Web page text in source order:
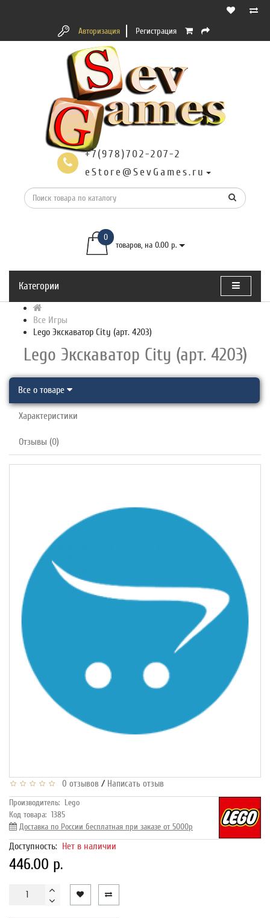
Авторизация Регистрация
+7(978)702-207-2
eStore@SevGames.ru
0
товаров, на 0.00 р.
Категории
Все Игры
Lego Экскаватор City (арт. 4203)
Lego Экскаватор City (арт. 4203)
Все о товаре
Характеристики
Отзывы (0)
0 отзывов / Написать отзыв
Производитель: Lego
Код товара: 1385
Доставка по России бесплатная при заказе от 5000р
Доступность: Нет в наличии
446.00 р.